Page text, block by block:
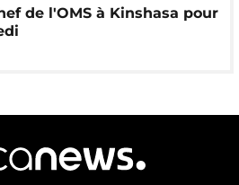
de l'OMS à Kinshasa pour